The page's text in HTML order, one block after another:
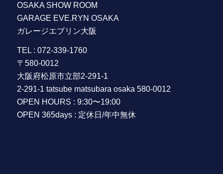
OSAKA SHOW ROOM
GARAGE EVE.RYN OSAKA
ガレージエブリン大阪
TEL : 072-339-1760
〒580-0012
大阪府松原市立部2-291-1
2-291-1 tatsube matsubara osaka 580-0012
OPEN HOURS : 9:30〜19:00
OPEN 365days : 定休日/年中無休